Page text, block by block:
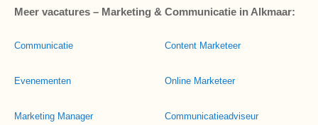
Meer vacatures – Marketing & Communicatie in Alkmaar:
Communicatie
Evenementen
Marketing Manager
Content Marketeer
Online Marketeer
Communicatieadviseur